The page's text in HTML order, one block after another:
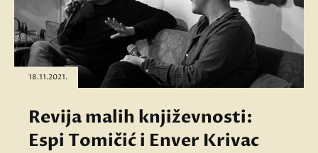
18.11.2021.
Revija malih književnosti:
Espi Tomičić i Enver Krivac